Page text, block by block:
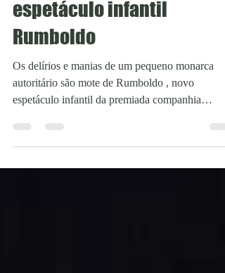
Barracão Cultural estreia
espetáculo infantil
Rumboldo
Os delírios e manias de um pequeno monarca
espetáculo infantil da premiada companhia
Barracão...